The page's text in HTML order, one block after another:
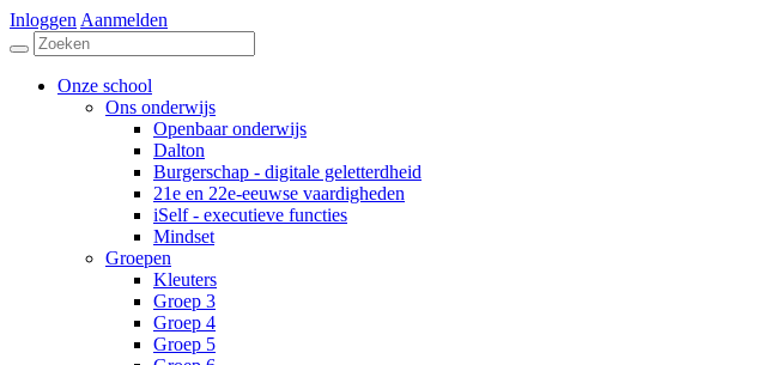
Inloggen Aanmelden
Onze school
Ons onderwijs
Openbaar onderwijs
Dalton
Burgerschap - digitale geletterdheid
21e en 22e-eeuwse vaardigheden
iSelf - executieve functies
Mindset
Groepen
Kleuters
Groep 3
Groep 4
Groep 5